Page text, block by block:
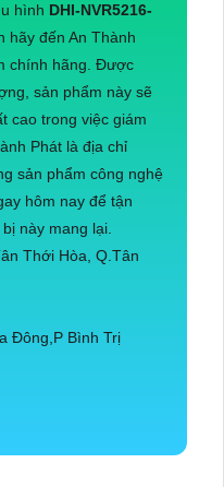
hình DHI-NVR5216-
hãy đến An Thành
chính hãng. Được
sản phẩm này sẽ
cao trong việc giám
Phát là địa chỉ
sản phẩm công nghệ
hôm nay để tận
này mang lại.
Thới Hòa, Q.Tân
Đông,P Bình Trị